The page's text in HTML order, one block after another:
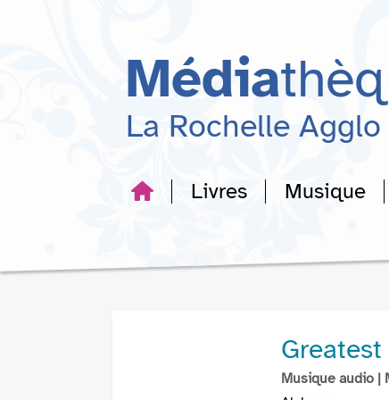
recherche
Média
La Rochelle Agglo
Livres Musique
Musique audio |